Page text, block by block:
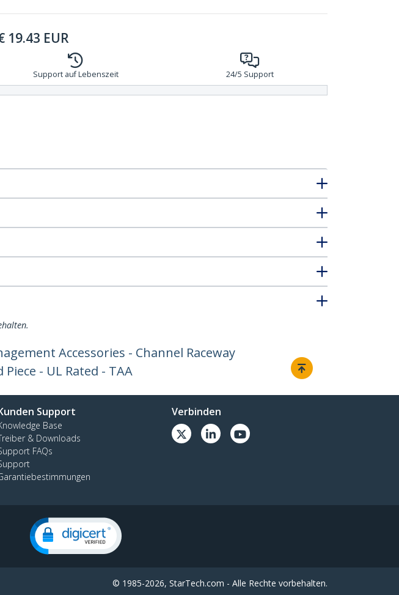
19.43 EUR
Support auf Lebenszeit 24/5 Support
Accessories - Channel Raceway
- UL Rated - TAA
Support
Base
& Downloads
FAQs
Verbinden
© 1985-2026, StarTech.com - Alle Rechte vorbehalten.